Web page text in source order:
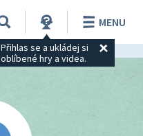
Přihlas se a ukládej si
oblíbené hry a videa.
MENU